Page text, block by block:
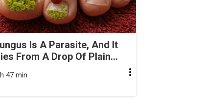
Is A Parasite, And It
From A Drop Of Plain...
47 min